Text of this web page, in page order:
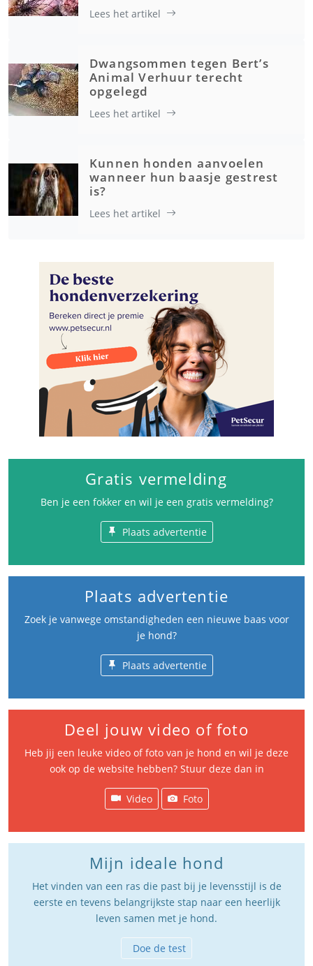
Lees het artikel
Dwangsommen tegen Bert’s
Animal Verhuur terecht
opgelegd
Lees het artikel
Kunnen honden aanvoelen
wanneer hun baasje gestrest
is?
Lees het artikel
Gratis vermelding
Ben je een fokker en wil je een gratis vermelding?
Plaats advertentie
Plaats advertentie
Zoek je vanwege omstandigheden een nieuwe baas voor
je hond?
Plaats advertentie
Deel jouw video of foto
Heb jij een leuke video of foto van je hond en wil je deze
ook op de website hebben? Stuur deze dan in
Video Foto
Mijn ideale hond
Het vinden van een ras die past bij je levensstijl is de
eerste en tevens belangrijkste stap naar een heerlijk
leven samen met je hond.
Doe de test